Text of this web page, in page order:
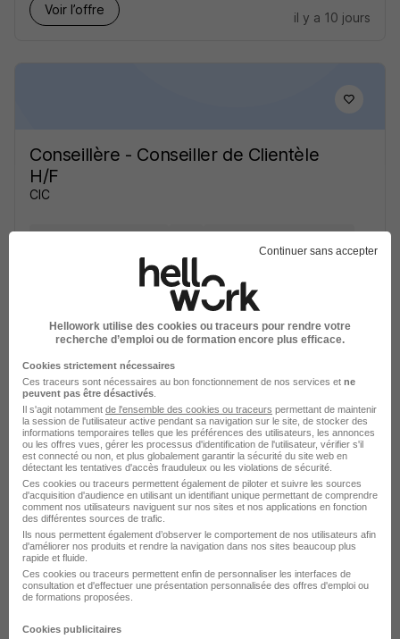
Voir l’offre
il y a 10 jours
Conseillère - Conseiller de Clientèle
H/F
CIC
Animateur Commercial H/F
Sarawak Animation
Vals-près-le-Puy - 43 CDI 13,50 € / heure
Voir l’offre
il y a 13 jours
Continuer sans accepter
Hellowork utilise des cookies ou traceurs pour rendre votre
recherche d’emploi ou de formation encore plus efficace.
Cookies strictement nécessaires
Ces traceurs sont nécessaires au bon fonctionnement de nos services et ne
peuvent pas être désactivés
Il s'agit notamment de l'ensemble des cookies ou traceurs permettant de maintenir
la session de l'utilisateur active pendant sa navigation sur le site, de stocker des
informations temporaires telles que les préférences des utilisateurs, les annonces
ou les offres vues, gérer les processus d'identification de l'utilisateur, vérifier s'il
est connecté ou non, et plus globalement garantir la sécurité du site web en
détectant les tentatives d'accès frauduleux ou les violations de sécurité.
Ces cookies ou traceurs permettent également de piloter et suivre les sources
d'acquisition d'audience en utilisant un identifiant unique permettant de comprendre
comment nos utilisateurs naviguent sur nos sites et nos applications en fonction
des différentes sources de trafic.
Ils nous permettent également d’observer le comportement de nos utilisateurs afin
d'améliorer nos produits et rendre la navigation dans nos sites beaucoup plus
rapide et fluide.
Ces cookies ou traceurs permettent enfin de personnaliser les interfaces de
consultation et d'effectuer une présentation personnalisée des offres d'emploi ou
de formations proposées.
Cookies publicitaires